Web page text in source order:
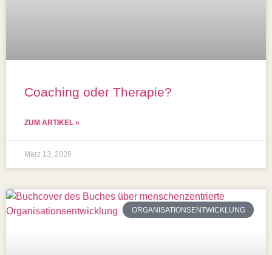
Coaching oder Therapie?
ZUM ARTIKEL »
März 13, 2026
ORGANISATIONSENTWICKLUNG